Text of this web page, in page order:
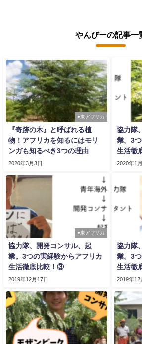
やんびーの記事一
●東アフリカ
『奇跡の木』と呼ばれる植
物！アフリカを知るにはモリ
ンガも知るべき3つの理由
2020年3月3日
協力隊
業。3
生活徹
2020年1
●東アフリカ
協力隊、開発コンサル、起
業。3つの実経験からアフリカ
生活徹底比較！③
2019年12月17日
協力隊
業。3
生活徹
2019年12